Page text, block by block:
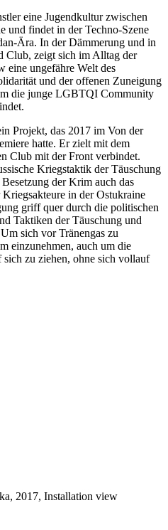
eine Jugendkultur zwischen
und findet in der Techno-Szene
Ära. In der Dämmerung und in
Club, zeigt sich im Alltag der
eine ungefähre Welt des
und der offenen Zuneigung
die junge LGBTQI Community
Projekt, das 2017 im Von der
hatte. Er zielt mit dem
Club mit der Front verbindet.
Kriegstaktik der Täuschung
der Krim auch das
in der Ostukraine
griff quer durch die politischen
Taktiken der Täuschung und
sich vor Tränengas zu
einzunehmen, auch um die
zu ziehen, ohne sich vollauf
2017, Installation view